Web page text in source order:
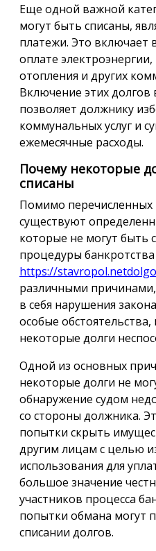
Еще одной важной
могут быть списаны,
платежи. Это включает
оплате
отопления и других
Включение этих долгов
позволяет должнику
коммунальных услуг и
ежемесячные расходы.
Почему некоторые
списаны
Помимо перечисленных
существуют
которые не могут быть
процедуры
https://
различными
в себя нарушения
особые
некоторые долги
Одной из основных
некоторые долги не
обнаружение судом
со стороны должника.
попытки скрыть
другим лицам с целью
использования для
большое значение
участников процесса
попытки обмана могут
списании долгов.